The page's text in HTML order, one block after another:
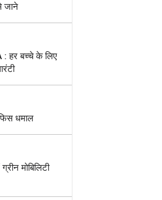
जाने
हर बच्चे के लिए
धमाल
मोबिलिटी